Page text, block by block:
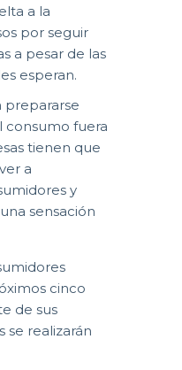
a la
por seguir
a pesar de las
esperan.
prepararse
consumo fuera
tienen que
a
y
sensación
cinco
de sus
se realizarán